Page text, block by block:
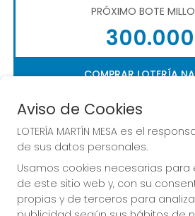
PRÓXIMO BOTE
COMPRAR LOTERÍA
Imagen anterior
Aviso de Cookies
LOTERÍA MARTÍN MESA es el
de sus datos personales.
Usamos cookies necesarias para
de este sitio web y, con su
propias y de terceros para